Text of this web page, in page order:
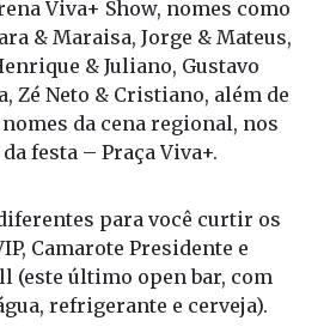
da cena regional, nos
festa – Praça Viva+.
para você curtir os
Camarote Presidente e
(este último open bar, com
o Recinto é de R$ 10 por
aos stands, ao parque de
alimentação, mas não dá